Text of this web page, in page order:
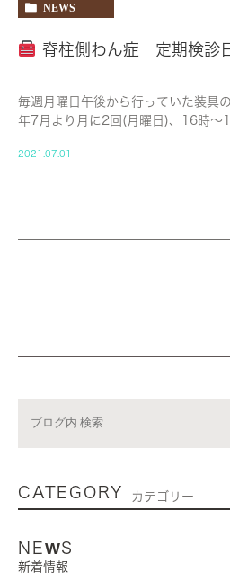
NEWS
脊柱側わん症 定期検診
毎週月曜日午後から行っていた装具
年7月より月に2回(月曜日)、16時
2021.07.01
CATEGORY カテゴリー
NEWS
新着情報